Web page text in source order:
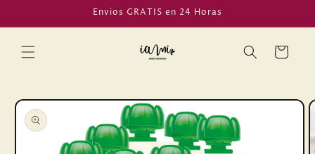
al contenido
Envios GRATIS en 24 Horas
Carrito
directamente
a la
información